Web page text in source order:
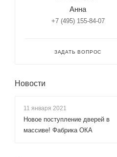
Анна
+7 (495) 155-84-07
ЗАДАТЬ ВОПРОС
Новости
11 января 2021
Новое поступление дверей в
массиве! Фабрика ОКА